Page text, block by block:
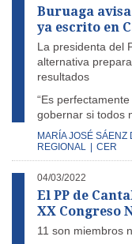
Buruaga
ya escrito en
La presidenta del
alternativa
resultados
“Es
gobernar si todos
MARÍA JOSÉ SÁENZ
REGIONAL
CER
04/03/2022
El PP de
XX Congreso
11 son miembros